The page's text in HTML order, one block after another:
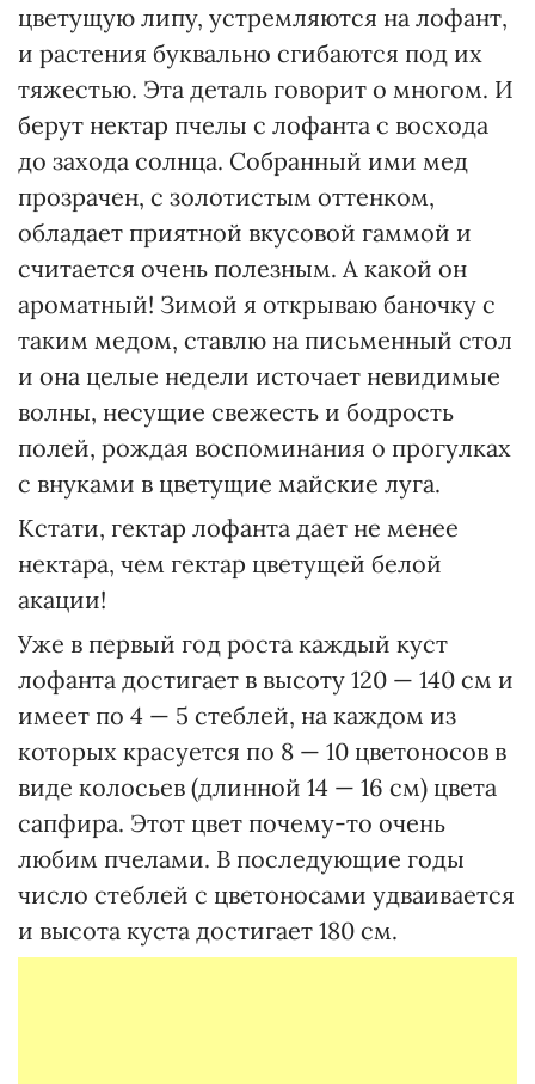
цветущую липу, устремляются на лофант,
и растения буквально сгибаются под их
тяжестью. Эта деталь говорит о многом. И
берут нектар пчелы с лофанта с восхода
до захода солнца. Собранный ими мед
прозрачен, с золотистым оттенком,
обладает приятной вкусовой гаммой и
считается очень полезным. А какой он
ароматный! Зимой я открываю баночку с
таким медом, ставлю на письменный стол
и она целые недели источает невидимые
волны, несущие свежесть и бодрость
полей, рождая воспоминания о прогулках
с внуками в цветущие майские луга.
Кстати, гектар лофанта дает не менее
нектара, чем гектар цветущей белой
акации!
Уже в первый год роста каждый куст
лофанта достигает в высоту 120 — 140 см и
имеет по 4 — 5 стеблей, на каждом из
которых красуется по 8 — 10 цветоносов в
виде колосьев (длинной 14 — 16 см) цвета
сапфира. Этот цвет почему-то очень
любим пчелами. В последующие годы
число стеблей с цветоносами удваивается
и высота куста достигает 180 см.